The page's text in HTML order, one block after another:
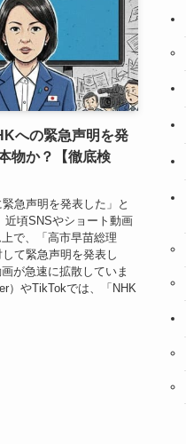
への緊急声明を発
物か？【徹底検
急声明を発表した」と
近頃SNSやショート動画
で、「高市早苗総理
して緊急声明を発表し
が急速に拡散していま
）やTikTokでは、「NHK